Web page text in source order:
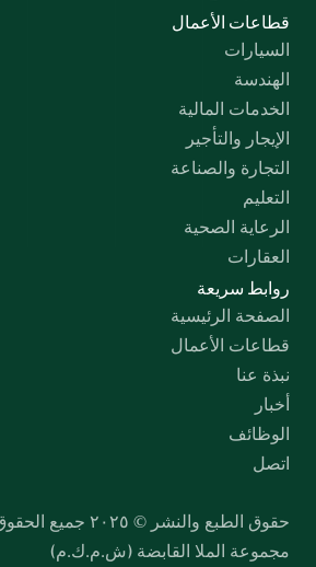
قطاعات الأعمال
السيارات
الهندسة
الخدمات المالية
الإيجار والتأجير
التجارة والصناعة
التعليم
الرعاية الصحية
العقارات
روابط سريعة
الصفحة الرئيسية
قطاعات الأعمال
نبذة عنا
أخبار
الوظائف
اتصل
مجموعة الملا القابضة (ش.م.ك.م)